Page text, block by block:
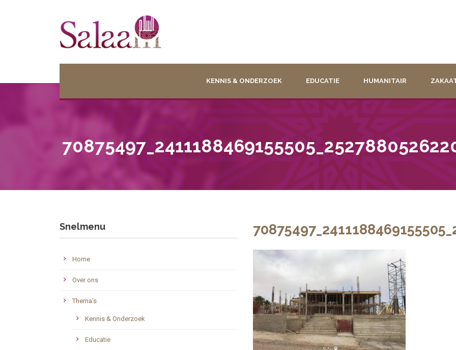
KENNIS & ONDERZOEK EDUCATIE HUMANITAIR
Snelmenu
Home
Over ons
Thema’s
Kennis & Onderzoek
Educatie